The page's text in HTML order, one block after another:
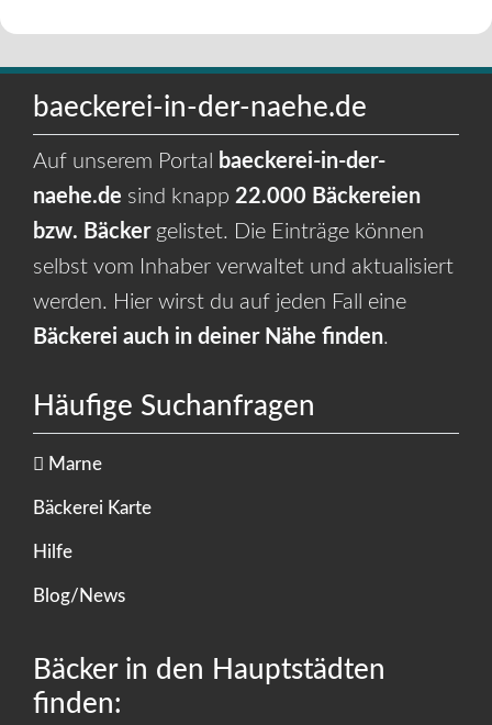
baeckerei-in-der-naehe.de
Auf unserem Portal
baeckerei-in-der-
naehe.de sind knapp 22.000 Bäckereien
bzw. Bäckergelistet. Die Einträge können
selbst vom Inhaber verwaltet und aktualisiert
werden. Hier wirst du auf jeden Fall eine
Bäckerei auch in deiner Nähe finden.
Häufige Suchanfragen
Marne
Bäckerei Karte
Hilfe
Blog/News
Bäcker in den Hauptstädten
finden: